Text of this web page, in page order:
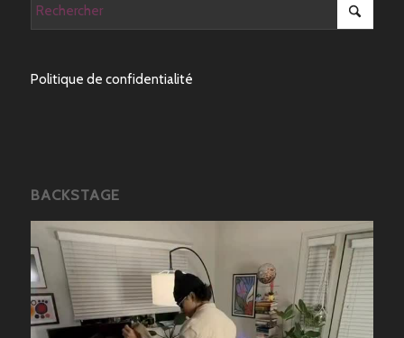
Politique de confidentialité
BACKSTAGE